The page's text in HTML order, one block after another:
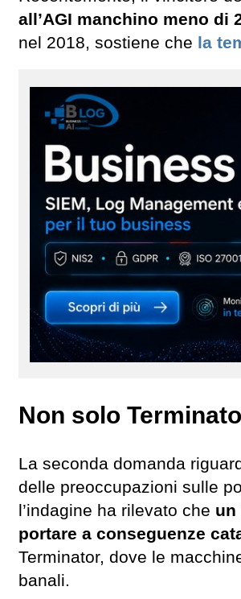
all’AGI manchino meno di
nel 2018, sostiene che la
Non solo
La seconda domanda
delle preoccupazioni sulle
l’indagine ha rilevato che un
portare a conseguenze
Terminator, dove le
banali.